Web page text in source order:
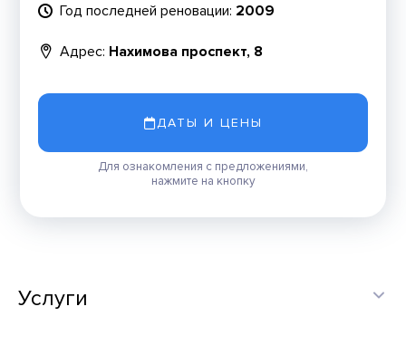
Год последней реновации: 2009
Адрес: Нахимова проспект, 8
ДАТЫ И ЦЕНЫ
Для ознакомления с предложениями,
нажмите на кнопку
Услуги